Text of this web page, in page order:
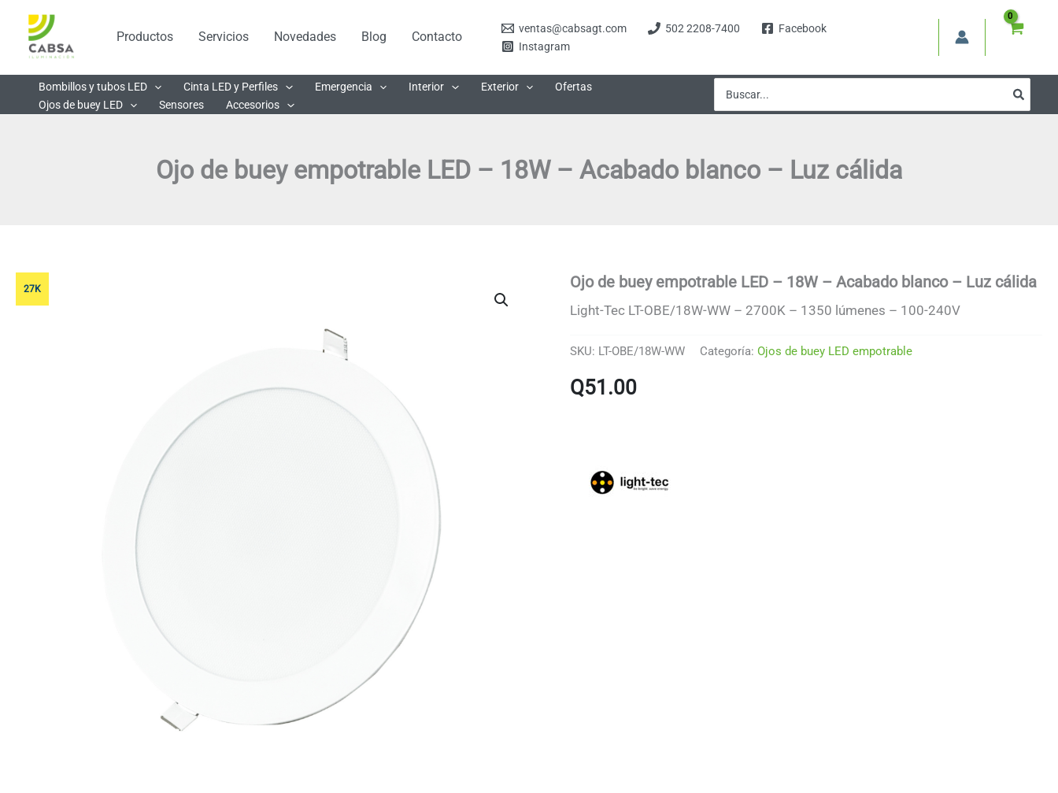
contenido
Productos Servicios Novedades Blog Contacto
ventas@cabsagt.com 502 2208-7400
Facebook
Instagram
Bombillos y tubos LED Cinta LED y Perfiles Emergencia Interior Exterior
Ofertas
Ojos de buey LED
Sensores Accesorios
por:
Ojo de buey empotrable LED – 18W – Acabado blanco – Luz cálida
27K Ojo de buey empotrable LED – 18W – Acabado blanco – Luz cálida
Light-Tec LT-OBE/18W-WW – 2700K – 1350 lúmenes – 100-240V
SKU: LT-OBE/18W-WW Categoría:Ojos de buey LED empotrable
Q51.00